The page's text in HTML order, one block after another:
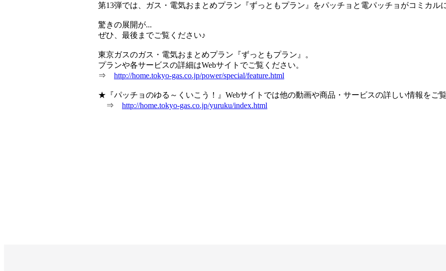
第13弾では、ガス・電気おまとめプラン『ずっともプラン』をパッチョと電パッチョがコミカル
驚きの展開が...
ぜひ、最後までご覧ください♪
東京ガスのガス・電気おまとめプラン『ずっともプラン』。
プランや各サービスの詳細はWebサイトでご覧ください。
⇒ http://home.tokyo-gas.co.jp/power/special/feature.html
★『パッチョのゆる～くいこう！』Webサイトでは他の動画や商品・サービスの詳しい情報をご
⇒ http://home.tokyo-gas.co.jp/yuruku/index.html